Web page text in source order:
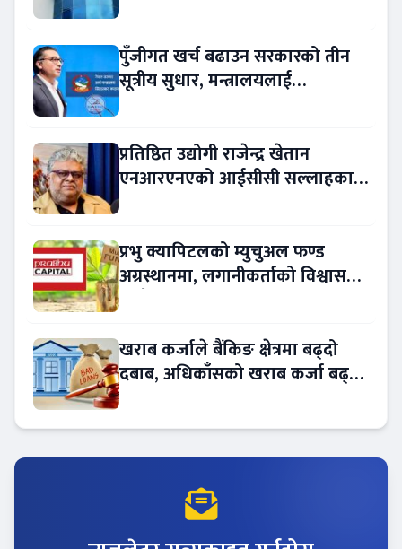
पुँजीगत खर्च बढाउन सरकारको तीन
सूत्रीय सुधार, मन्त्रालयलाई
प्रतिष्ठित उद्योगी राजेन्द्र खेतान
एनआरएनएको आईसीसी सल्लाहकार
प्रभु क्यापिटलको म्युचुअल फण्ड
अग्रस्थानमा, लगानीकर्ताको विश्वास
खराब कर्जाले बैंकिङ क्षेत्रमा बढ्दो
दबाब, अधिकाँसको खराब कर्जा बढ्दो